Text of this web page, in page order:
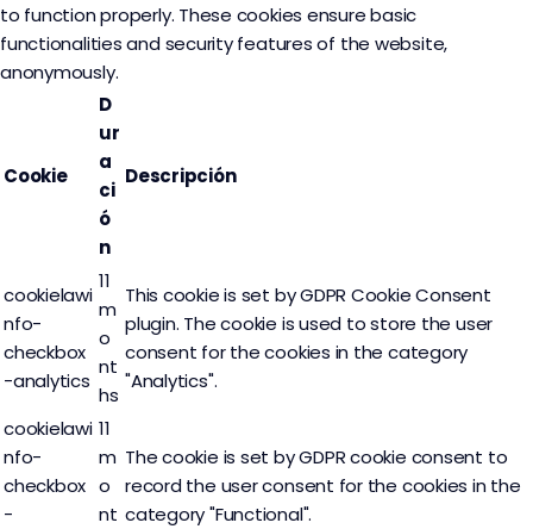
to function properly. These cookies ensure basic
functionalities and security features of the website,
anonymously.
Cookie
D
ur
a
ci
ó
n
Descripción
cookielawi
nfo-
checkbox
-analytics
11
m
o
nt
hs
This cookie is set by GDPR Cookie Consent
plugin. The cookie is used to store the user
consent for the cookies in the category
"Analytics".
cookielawi
nfo-
checkbox
-
11
m
o
nt
The cookie is set by GDPR cookie consent to
record the user consent for the cookies in the
category "Functional".